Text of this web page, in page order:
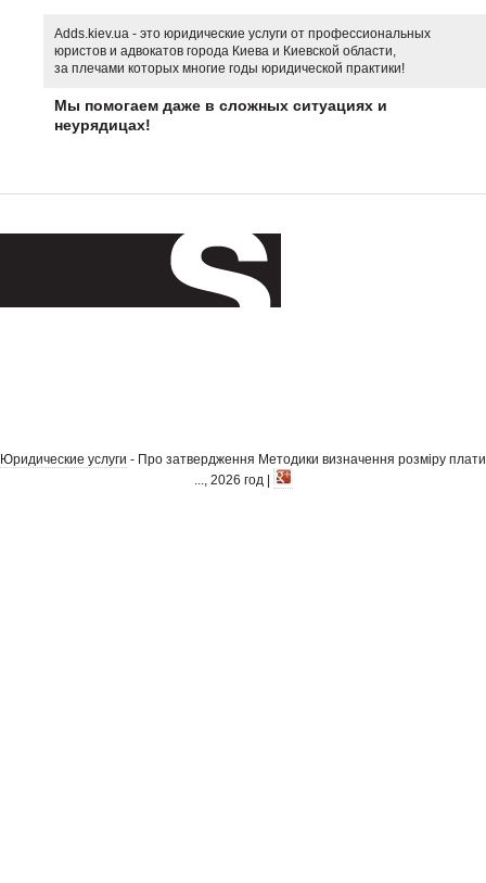
Adds.kiev.ua - это юридические услуги от профессиональных
юристов и адвокатов города Киева и Киевской области,
за плечами которых многие годы юридической практики!
Мы помогаем даже в сложных ситуациях и
неурядицах!
Юридические услуги - Про затвердження Методики визначення розміру плати
..., 2026 год |